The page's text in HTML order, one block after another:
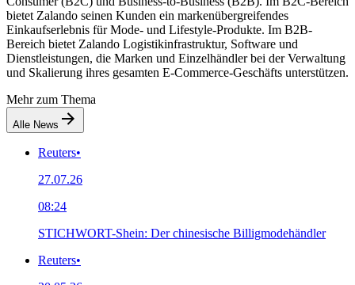
bietet Zalando seinen Kunden ein markenübergreifendes
Einkaufserlebnis für Mode- und Lifestyle-Produkte. Im B2B-
Bereich bietet Zalando Logistikinfrastruktur, Software und
Dienstleistungen, die Marken und Einzelhändler bei der Verwaltung
und Skalierung ihres gesamten E-Commerce-Geschäfts unterstützen.
Mehr zum Thema
Alle News
Reuters•
27.07.26
08:24
STICHWORT-Shein: Der chinesische Billigmodehändler
Reuters•